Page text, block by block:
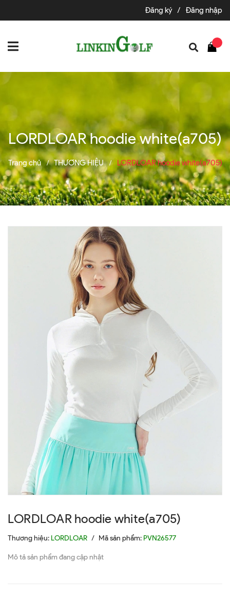
Đăng ký / Đăng nhập
LORDLOAR hoodie white(a705)
Trang chủ / THƯƠNG HIỆU / LORDLOAR hoodie white(a705)
LORDLOAR hoodie white(a705)
Thương hiệu: LORDLOAR / Mã sản phẩm: PVN26577
Mô tả sản phẩm đang cập nhật